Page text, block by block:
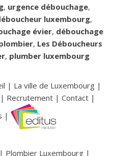
, urgence débouchage,
luxembourg,
évier, débouchage
, Les Déboucheurs
, plumber luxembourg
| La ville de Luxembourg |
| Recrutement| Contact|
|
| Plombier Luxembourg |